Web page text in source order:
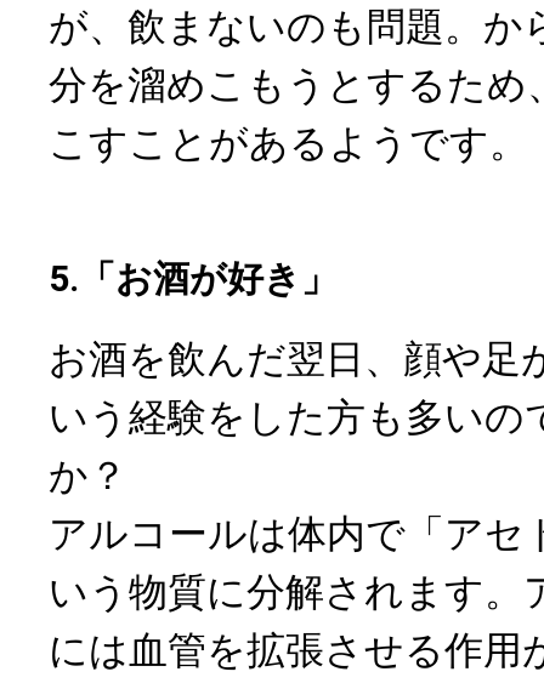
が、飲まないのも問題。か
分を溜めこもうとするため
こすことがあるようです。
5.「お酒が好き」
お酒を飲んだ翌日、顔や足
いう経験をした方も多いの
か？
アルコールは体内で「アセ
いう物質に分解されます。
には血管を拡張させる作用